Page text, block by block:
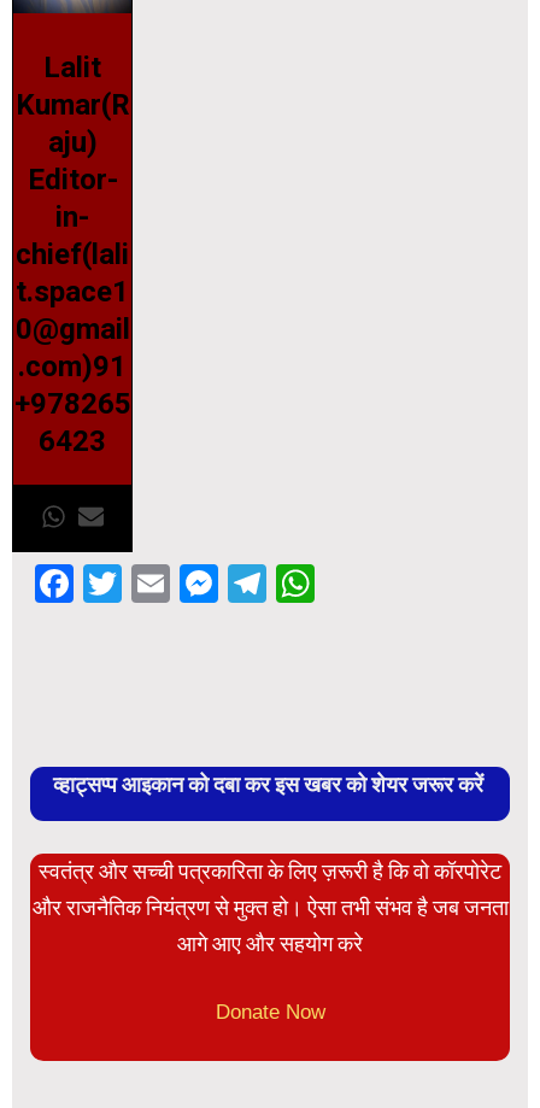
Lalit
Kumar(R
aju)
Editor-
in-
chief(lali
t.space1
0@gmail
.com)91
+978265
6423
Facebook
Twitter
EmailMessenger
Telegram
व्हाट्सप्प आइकान को दबा कर इस खबर को शेयर जरूर करें
स्वतंत्र और सच्ची पत्रकारिता के लिए ज़रूरी है कि वो कॉरपोरेट
और राजनैतिक नियंत्रण से मुक्त हो। ऐसा तभी संभव है जब जनता
आगे आए और सहयोग करे
Donate Now